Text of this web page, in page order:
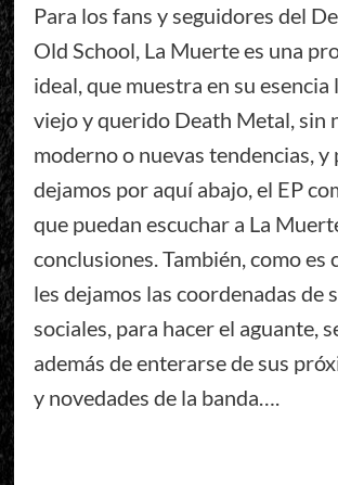
Para los fans y seguidores del
Old School, La Muerte es una
ideal, que muestra en su esencia
viejo y querido Death Metal, sin
moderno o nuevas tendencias, y
dejamos por aquí abajo, el EP
que puedan escuchar a La
conclusiones. También, como es
les dejamos las coordenadas de
sociales, para hacer el aguante,
además de enterarse de sus
y novedades de la banda….